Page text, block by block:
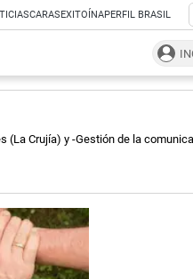
CARASEXITOÍNAPERFIL BRASIL
Crujía) y -Gestión de la